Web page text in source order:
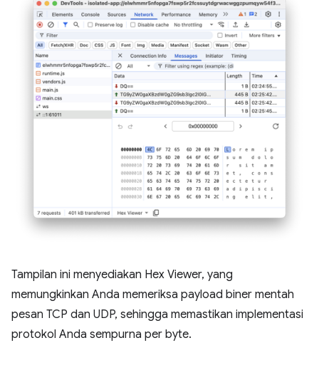
Tampilan ini menyediakan Hex Viewer, yang
memungkinkan Anda memeriksa payload biner mentah
pesan TCP dan UDP, sehingga memastikan implementasi
protokol Anda sempurna per byte.